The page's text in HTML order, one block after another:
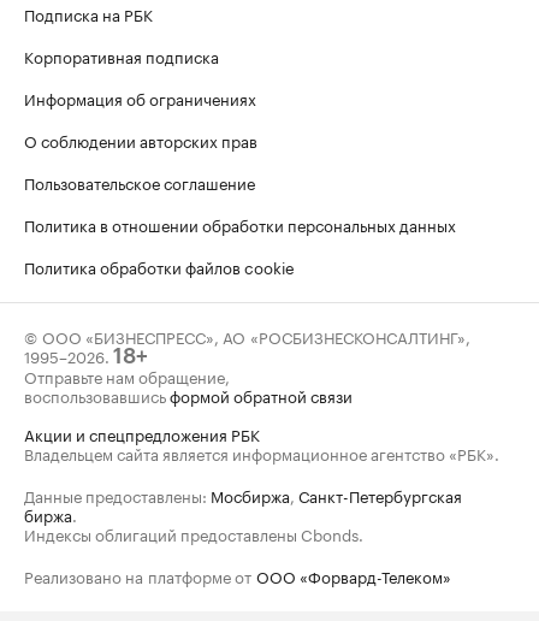
Подписка на РБК
Корпоративная подписка
Информация об ограничениях
О соблюдении авторских прав
Пользовательское соглашение
Политика в отношении обработки персональных данных
Политика обработки файлов cookie
© ООО «БИЗНЕСПРЕСС», АО «РОСБИЗНЕСКОНСАЛТИНГ»,
1995–2026. 18+
Отправьте нам обращение,
воспользовавшисьформой обратной связи
Акции и спецпредложения РБК
Владельцем сайта является информационное агентство «РБК».
Данные предоставлены: Мосбиржа, Санкт-Петербургская
биржа.
Индексы облигаций предоставлены Cbonds.
Реализовано на платформе от ООО «Форвард-Телеком»